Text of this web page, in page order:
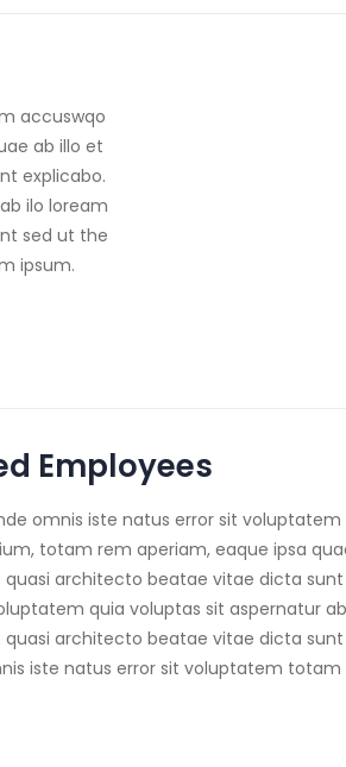
accuswqo
ab illo et
explicabo.
ilo loream
sed ut the
ipsum.
Employees
omnis iste natus error sit
totam rem aperiam, eaque ipsa
architecto beatae vitae dicta sunt
quia voluptas sit aspernatur
architecto beatae vitae dicta
iste natus error sit voluptatem totam